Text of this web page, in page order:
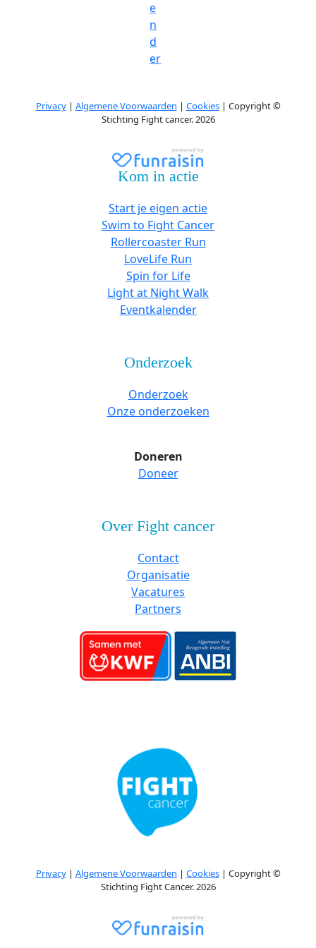
e
n
d
er
Privacy| Algemene Voorwaarden | Cookies| Copyright ©
Stichting Fight cancer. 2026
Kom in actie
Start je eigen actie
Swim to Fight Cancer
Rollercoaster Run
LoveLife Run
Spin for Life
Light at Night Walk
Eventkalender
Onderzoek
Onderzoek
Onze onderzoeken
Doneren
Doneer
Over Fight cancer
Contact
Organisatie
Vacatures
Partners
Privacy| Algemene Voorwaarden | Cookies| Copyright ©
Stichting Fight Cancer. 2026